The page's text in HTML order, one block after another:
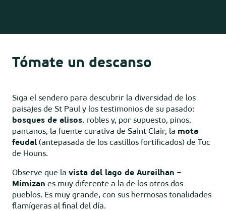
Tómate un descanso
Siga el sendero para descubrir la diversidad de los
paisajes de St Paul y los testimonios de su pasado:
bosques de alisos, robles y, por supuesto, pinos,
pantanos, la fuente curativa de Saint Clair, la mota
feudal (antepasada de los castillos fortificados) de Tuc
de Houns.
Observe que la vista del lago de Aureilhan –
Mimizan es muy diferente a la de los otros dos
pueblos. Es muy grande, con sus hermosas tonalidades
flamígeras al final del día.